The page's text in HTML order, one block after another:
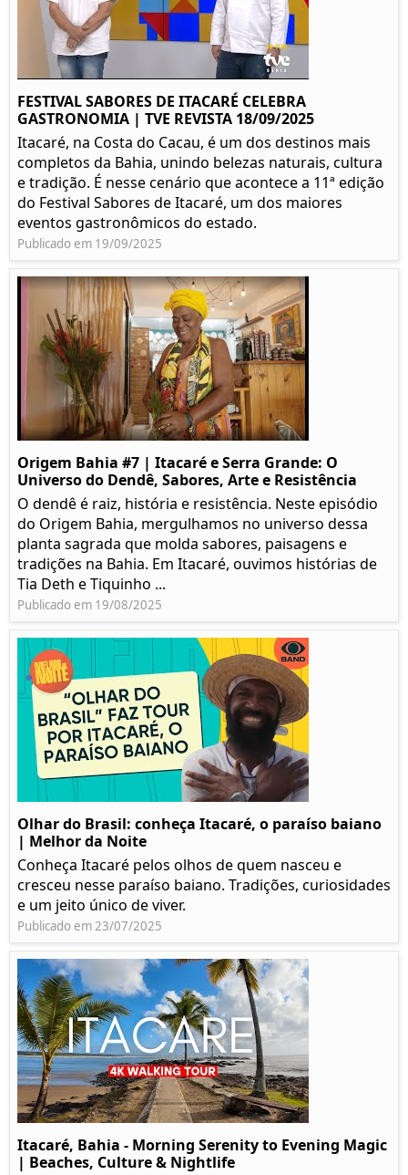
FESTIVAL SABORES DE ITACARÉ CELEBRA
GASTRONOMIA | TVE REVISTA 18/09/2025
Itacaré, na Costa do Cacau, é um dos destinos mais
completos da Bahia, unindo belezas naturais, cultura
e tradição. É nesse cenário que acontece a 11ª edição
do Festival Sabores de Itacaré, um dos maiores
eventos gastronômicos do estado.
Publicado em 19/09/2025
Origem Bahia #7 | Itacaré e Serra Grande: O
Universo do Dendê, Sabores, Arte e Resistência
O dendê é raiz, história e resistência. Neste episódio
do Origem Bahia, mergulhamos no universo dessa
planta sagrada que molda sabores, paisagens e
tradições na Bahia. Em Itacaré, ouvimos histórias de
Tia Deth e Tiquinho ...
Publicado em 19/08/2025
Olhar do Brasil: conheça Itacaré, o paraíso baiano
| Melhor da Noite
Conheça Itacaré pelos olhos de quem nasceu e
cresceu nesse paraíso baiano. Tradições, curiosidades
e um jeito único de viver.
Publicado em 23/07/2025
Itacaré, Bahia - Morning Serenity to Evening Magic
| Beaches, Culture & Nightlife